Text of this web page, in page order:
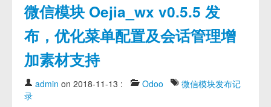
微信模块 Oejia_wx v0.5.5 发
布，优化菜单配置及会话管理增
加素材支持
admin on 2018-11-13 : Odoo
微信模块发布记
录